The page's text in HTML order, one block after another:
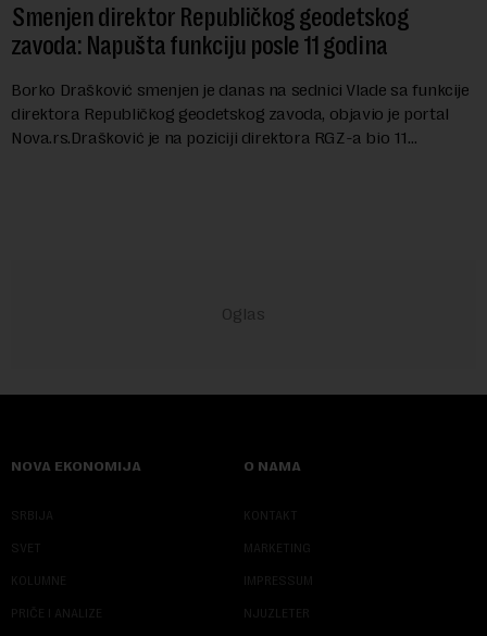
Smenjen direktor Republičkog geodetskog
zavoda: Napušta funkciju posle 11 godina
Borko Drašković smenjen je danas na sednici Vlade sa funkcije
direktora Republičkog geodetskog zavoda, objavio je portal
Nova.rs.Drašković je na poziciji direktora RGZ-a bio 11
NOVA EKONOMIJA
SRBIJA
SVET
KOLUMNE
PRIČE I ANALIZE
O NAMA
KONTAKT
MARKETING
IMPRESSUM
NJUZLETER